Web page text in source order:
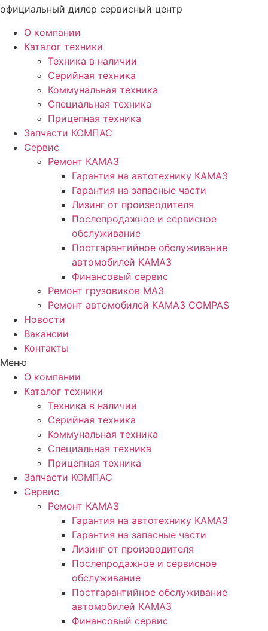
официальный дилер сервисный центр
О компании
Каталог техники
Техника в наличии
Серийная техника
Коммунальная техника
Специальная техника
Прицепная техника
Запчасти КОМПАС
Сервис
Ремонт КАМАЗ
Гарантия на автотехнику КАМАЗ
Гарантия на запасные части
Лизинг от производителя
Послепродажное и сервисное
обслуживание
Постгарантийное обслуживание
автомобилей КАМАЗ
Финансовый сервис
Ремонт грузовиков МАЗ
Ремонт автомобилей КАМАЗ COMPAS
Новости
Вакансии
Контакты
Меню
О компании
Каталог техники
Техника в наличии
Серийная техника
Коммунальная техника
Специальная техника
Прицепная техника
Запчасти КОМПАС
Сервис
Ремонт КАМАЗ
Гарантия на автотехнику КАМАЗ
Гарантия на запасные части
Лизинг от производителя
Послепродажное и сервисное
обслуживание
Постгарантийное обслуживание
автомобилей КАМАЗ
Финансовый сервис